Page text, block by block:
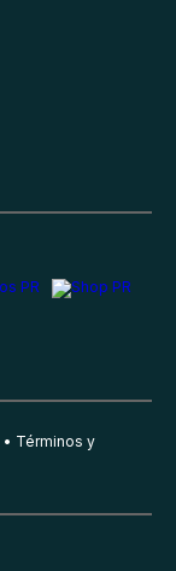
Términos y